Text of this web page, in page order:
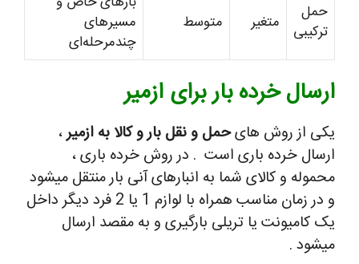
حمل
ترکیبی
متغیر متوسط
مسیرهای
چندمرحله‌ای
ارسال خرده بار برای ازمیر
یکی از روش هایحمل و نقل بار و کالا به ازمیر،
ارسال خرده باری است . در روش خرده باری ،
محموله و کالای شما به انبارهای آنی بار منتقل میشود
و در زمان مناسب همراه با لوازم 1 یا 2 فرد دیگر داخل
یک کامیونت یا تریلی بارگیری و به مقصد ارسال
میشود .